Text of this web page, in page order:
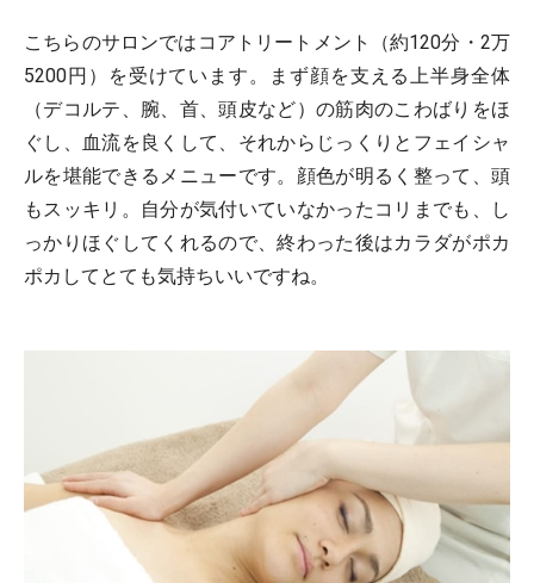
こちらのサロンではコアトリートメント（約120分・2万
5200円）を受けています。まず顔を支える上半身全体
（デコルテ、腕、首、頭皮など）の筋肉のこわばりをほ
ぐし、血流を良くして、それからじっくりとフェイシャ
ルを堪能できるメニューです。顔色が明るく整って、頭
もスッキリ。自分が気付いていなかったコリまでも、し
っかりほぐしてくれるので、終わった後はカラダがポカ
ポカしてとても気持ちいいですね。